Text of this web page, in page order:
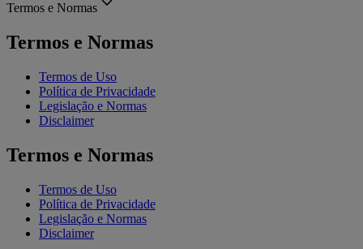
Termos e Normas
Termos e Normas
Termos de Uso
Política de Privacidade
Legislação e Normas
Disclaimer
Termos e Normas
Termos de Uso
Política de Privacidade
Legislação e Normas
Disclaimer